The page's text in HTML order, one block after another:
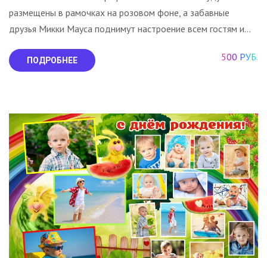
размещены в рамочках на розовом фоне, а забавные
друзья Микки Мауса поднимут настроение всем гостям и...
ПОДРОБНЕЕ 500 РУБ.